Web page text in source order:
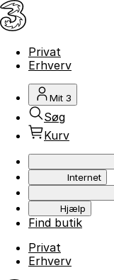
Privat
Erhverv
Mit 3
Søg
Kurv
Internet
Hjælp
Find butik
Privat
Erhverv